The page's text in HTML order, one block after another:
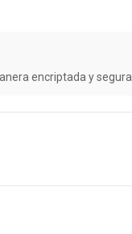
encriptada y segura.